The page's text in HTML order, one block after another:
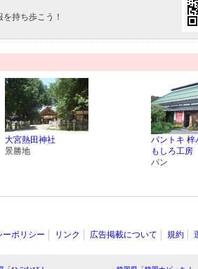
持ち歩こう！
大宮熱田神社
景勝地
パントキ 梓
もしろ工房
パン
ーポリシー リンク 広告掲載について 規約